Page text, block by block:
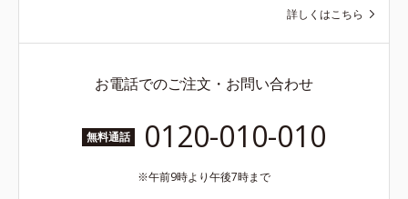
詳しくはこちら
お電話でのご注文・お問い合わせ
無料通話 0120-010-010
午前9時より午後7時まで